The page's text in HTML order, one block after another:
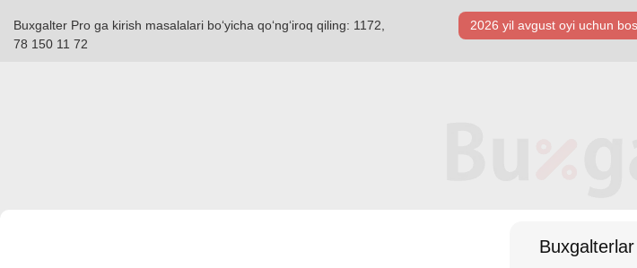
Buxgalter Pro ga kirish masalalari boʻyicha qoʻngʻiroq qiling: 1172,
78 150 11 72
2026 yil avgust oyi uchun